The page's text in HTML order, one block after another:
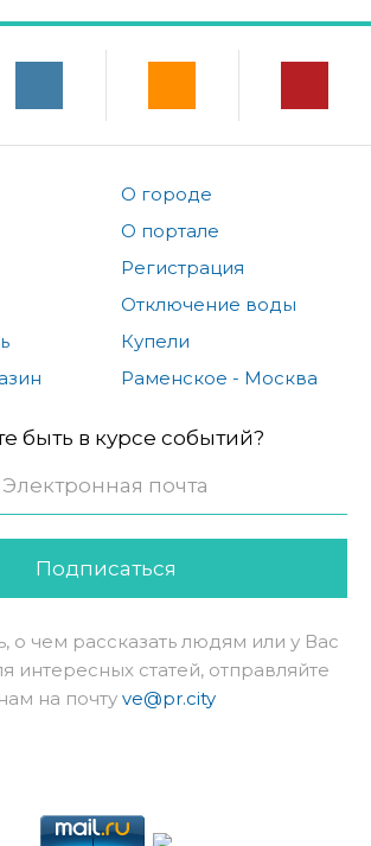
О городе
О портале
Регистрация
Отключение воды
Купели
Раменское - Москва
быть в курсе событий?
Подписаться
о чем рассказать людям или у Вас
интересных статей, отправляйте
нам на почту ve@pr.city